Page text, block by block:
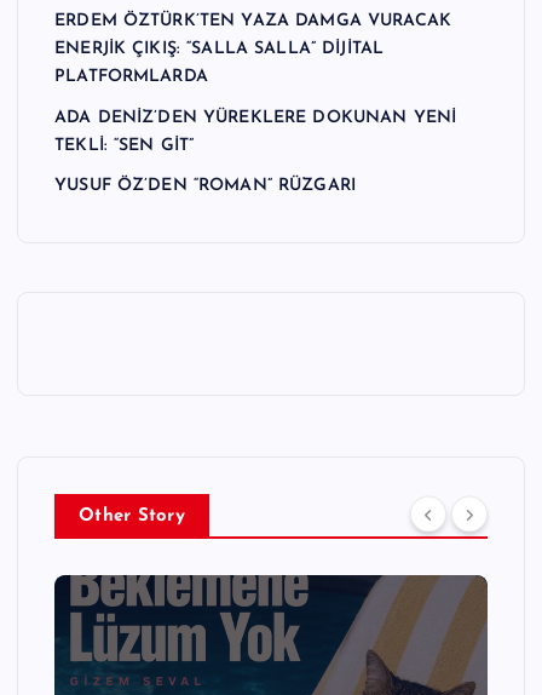
ERDEM ÖZTÜRK’TEN YAZA DAMGA VURACAK
ENERJİK ÇIKIŞ: “SALLA SALLA” DİJİTAL
PLATFORMLARDA
ADA DENİZ’DEN YÜREKLERE DOKUNAN YENİ
TEKLİ: “SEN GİT”
YUSUF ÖZ’DEN “ROMAN” RÜZGARI
Other Story